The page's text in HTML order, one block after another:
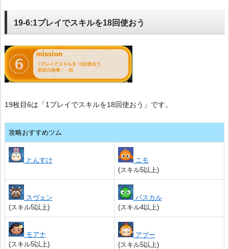
19-6:1プレイでスキルを18回使おう
19枚目6は「1プレイでスキルを18回使おう」です。
攻略おすすめツム
とんすけ
ニモ
(スキル5以上)
スヴェン
(スキル5以上)
パスカル
(スキル4以上)
モアナ
(スキル5以上)
アブー
(スキル5以上)